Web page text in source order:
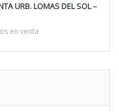
URB. LOMAS DEL SOL –
en venta